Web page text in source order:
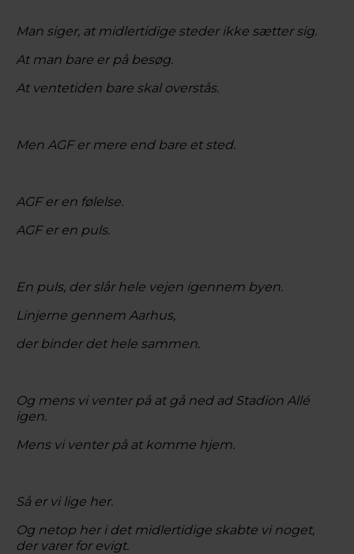
Man siger, at midlertidige steder ikke sætter sig.
At man bare er på besøg.
At ventetiden bare skal overstås.
Men AGF er mere end bare et sted.
AGF er en følelse.
AGF er en puls.
En puls, der slår hele vejen igennem byen.
Linjerne gennem Aarhus,
der binder det hele sammen.
Og mens vi venter på at gå ned ad Stadion Allé
igen.
Mens vi venter på at komme hjem.
Så er vi lige her.
Og netop her i det midlertidige skabte vi noget,
der varer for evigt.